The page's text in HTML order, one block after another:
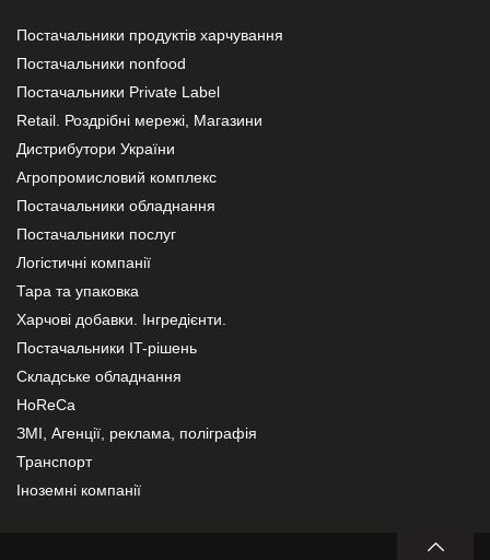
Постачальники продуктів харчування
Постачальники nonfood
Постачальники Private Label
Retail. Роздрібні мережі, Магазини
Дистрибутори України
Агропромисловий комплекс
Постачальники обладнання
Постачальники послуг
Логістичні компанії
Тара та упаковка
Харчові добавки. Інгредієнти.
Постачальники IT-рішень
Складське обладнання
HoReCa
ЗМІ, Агенції, реклама, поліграфія
Транспорт
Іноземні компанії